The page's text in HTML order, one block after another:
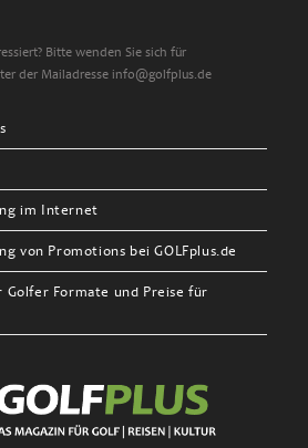
Bitte wenden Sie sich für
der Mailadresse info@golfplus.de
im Internet
von Promotions bei GOLFplus.de
Formate und Preise für